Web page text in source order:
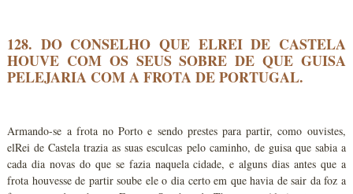
128. DO CONSELHO QUE ELREI DE CASTELA
HOUVE COM OS SEUS SOBRE DE QUE GUISA
PELEJARIA COM A FROTA DE PORTUGAL.
Armando-se a frota no Porto e sendo prestes para partir, como ouvistes,
elRei de Castela trazia as suas esculcas pelo caminho, de guisa que sabia a
cada dia novas do que se fazia naquela cidade, e alguns dias antes que a
frota houvesse de partir soube ele o dia certo em que havia de sair da foz a